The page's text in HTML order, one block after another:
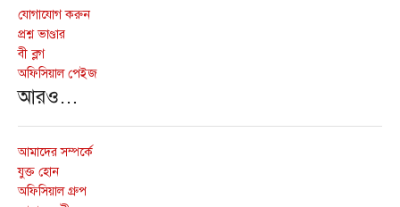
যোগাযোগ করুন
প্রশ্ন ভাণ্ডার
বী ব্লগ
অফিসিয়াল পেইজ
আরও…
আমাদের সম্পর্কে
যুক্ত হোন
অফিসিয়াল গ্রুপ